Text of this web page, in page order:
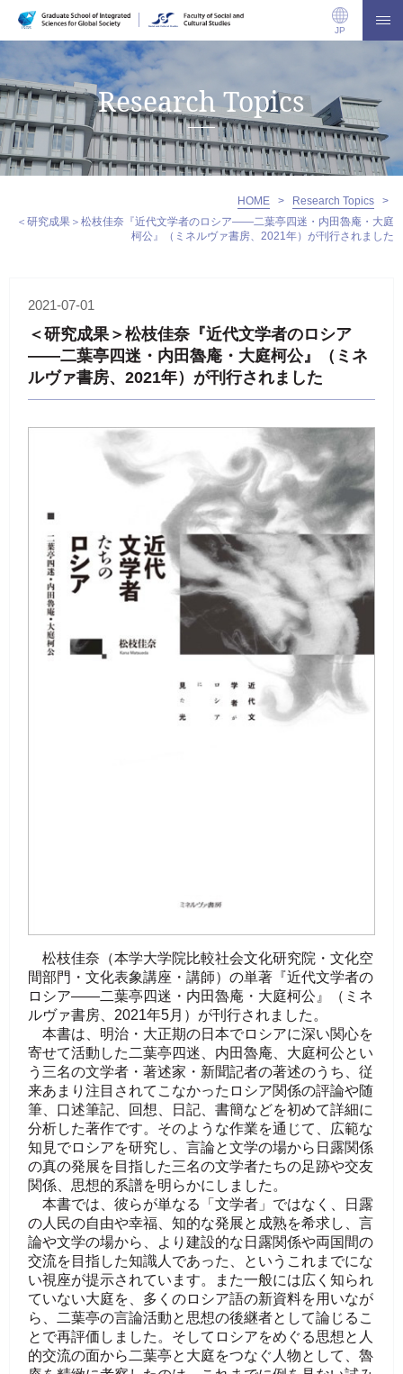
JP
Research Topics
HOME > Research Topics
>
＜研究成果＞松枝佳奈『近代文学者のロシア——二葉亭四迷・内田魯庵・大庭
柯公』（ミネルヴァ書房、2021年）が刊行されました
2021-07-01
＜研究成果＞松枝佳奈『近代文学者のロシア
——二葉亭四迷・内田魯庵・大庭柯公』（ミネ
ルヴァ書房、2021年）が刊行されました
松枝佳奈（本学大学院比較社会文化研究院・文化空
間部門・文化表象講座・講師）の単著『近代文学者の
ロシア——二葉亭四迷・内田魯庵・大庭柯公』（ミネ
ルヴァ書房、2021年5月）が刊行されました。
本書は、明治・大正期の日本でロシアに深い関心を
寄せて活動した二葉亭四迷、内田魯庵、大庭柯公とい
う三名の文学者・著述家・新聞記者の著述のうち、従
来あまり注目されてこなかったロシア関係の評論や随
筆、口述筆記、回想、日記、書簡などを初めて詳細に
分析した著作です。そのような作業を通じて、広範な
知見でロシアを研究し、言論と文学の場から日露関係
の真の発展を目指した三名の文学者たちの足跡や交友
関係、思想的系譜を明らかにしました。
本書では、彼らが単なる「文学者」ではなく、日露
の人民の自由や幸福、知的な発展と成熟を希求し、言
論や文学の場から、より建設的な日露関係や両国間の
交流を目指した知識人であった、というこれまでにな
い視座が提示されています。また一般には広く知られ
ていない大庭を、多くのロシア語の新資料を用いなが
ら、二葉亭の言論活動と思想の後継者として論じるこ
とで再評価しました。そしてロシアをめぐる思想と人
的交流の面から二葉亭と大庭をつなぐ人物として、魯